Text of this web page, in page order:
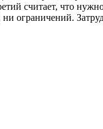
считает, что
ограничений.